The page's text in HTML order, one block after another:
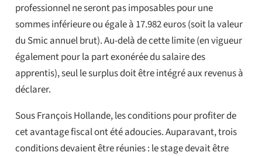
professionnel ne seront pas imposables pour une
sommes inférieure ou égale à 17.982 euros (soit la valeur
du Smic annuel brut). Au-delà de cette limite (en vigueur
également pour la part exonérée du salaire des
apprentis), seul le surplus doit être intégré aux revenus à
déclarer.
Sous François Hollande, les conditions pour profiter de
cet avantage fiscal ont été adoucies. Auparavant, trois
conditions devaient être réunies : le stage devait être